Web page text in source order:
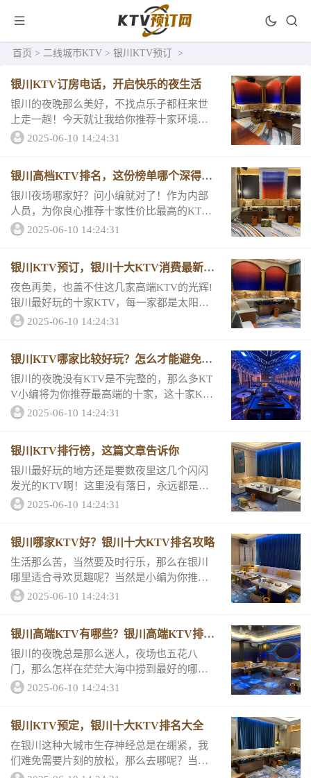
首页 > 二线城市KTV > 银川KTV预订 >
银川KTV订房电话，开启快乐的夜生活
银川的夜晚那么美好，不找点乐子都枉来世
上走一趟！今天就让我给你推荐十家环境很
好，设备的KTV吧，包你整个夜晚刺激不无
川玺豪...
2025-06-10 14:24:31
银川高档KTV排名，这份榜单哪个深得你
心
银川夜场哪家好？问小编就对了！作为内部
人员，为你良心推荐十家性价比最高的KT
V，花最少的钱享受最高端的服务说的就是这
葡京豪...
2025-06-10 14:24:31
银川KTV预订，银川十大KTV消费最新报
价
夜色再美，也盖不住这几家高端KTV的光辉!
银川最好玩的十家KTV，每一家都是太阳月
亮一样的存在，并且性价比非常高，就连挑
一...
2025-06-10 14:24:31
银川KTV哪家比较好玩？怎么才能避免踩
雷
银川的夜晚没有KTV是不完整的，那么多KT
V小编将为你推荐最高端的十家，这十家KTV
服务很好，刺激劲爆，绝对能给你非一般的
2025-06-10 14:24:31
银川KTV排行榜，这篇文章告诉你
银川最好玩的地方还是要数夜里这几个闪闪
发光的KTV啊！这里没有落日，永远都是快
乐的白天！这十家KTV不论设备还是灯光都
商务...
2025-06-10 14:24:31
银川哪家KTV好？银川十大KTV排名攻略
生活那么苦，当然要及时行乐，那么在银川
哪里适合寻欢觅趣呢？当然是小编为你推荐
的这十家高端的KTV啊！它们不仅排名超
际KTV...
2025-06-10 14:24:31
银川高端KTV有哪些？银川高端KTV排行
榜
银川的夜晚总是那么迷人，夜场也五花八
门，那么怎样在茫茫大海中捞到最好的哪家
呢？跟小编一起来看看银川排名前10的这几
际KT...
2025-06-10 14:24:31
银川KTV预定，银川十大KTV排名大全
在银川这种大城市生存神经总是在绷紧，我
们难免需要片刻的放松，那么去哪呢？当然